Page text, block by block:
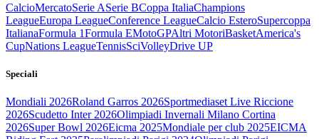
CalcioMercatoSerie ASerie BCoppa ItaliaChampions
LeagueEuropa LeagueConference LeagueCalcio EsteroSupercoppa
ItalianaFormula 1Formula EMotoGPAltri MotoriBasketAmerica's
CupNations LeagueTennisSciVolleyDrive UP
Speciali
Mondiali 2026Roland Garros 2026Sportmediaset Live Riccione
2026Scudetto Inter 2026Olimpiadi Invernali Milano Cortina
2026Super Bowl 2026Eicma 2025Mondiale per club 2025EICMA